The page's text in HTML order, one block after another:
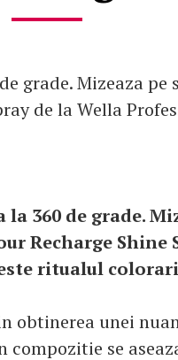
grade. Mizeaza
de la Wella
360 de grade.
Recharge Shine
ritualul
obtinerea unei
compozitie se